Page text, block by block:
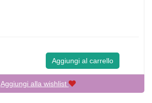
Aggiungi al carrello
Aggiungi alla wishlist